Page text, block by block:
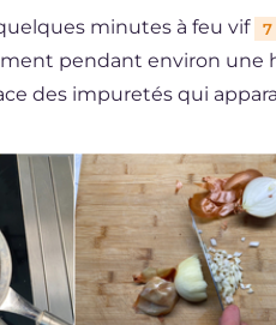
minutes à feu vif 7
pendant environ une
des impuretés qui